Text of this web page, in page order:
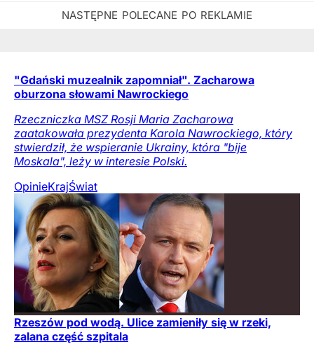
"Gdański muzealnik zapomniał". Zacharowa
oburzona słowami Nawrockiego
Rzeczniczka MSZ Rosji Maria Zacharowa
zaatakowała prezydenta Karola Nawrockiego, który
stwierdził, że wspieranie Ukrainy, która "bije
Moskala", leży w interesie Polski.
OpinieKrajŚwiat
Rzeszów pod wodą. Ulice zamieniły się w rzeki,
zalana część szpitala